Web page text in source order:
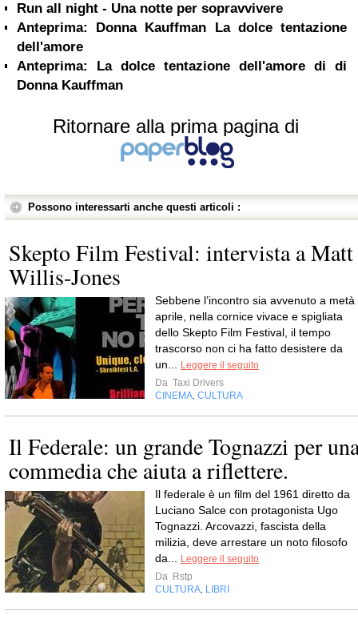
Run all night - Una notte per sopravvivere
Anteprima: Donna Kauffman La dolce tentazione
dell'amore
Anteprima: La dolce tentazione dell'amore di di
Donna Kauffman
Ritornare alla prima pagina di
Possono interessarti anche questi articoli :
Skepto Film Festival: intervista a Matt
Willis-Jones
Sebbene l’incontro sia avvenuto a metà
aprile, nella cornice vivace e spigliata
dello Skepto Film Festival, il tempo
trascorso non ci ha fatto desistere da
un... Leggere il seguito
Da Taxi Drivers
CINEMA, CULTURA
Il Federale: un grande Tognazzi per
commedia che aiuta a riflettere.
Il federale è un film del 1961 diretto da
Luciano Salce con protagonista Ugo
Tognazzi. Arcovazzi, fascista della
milizia, deve arrestare un noto filosofo
da... Leggere il seguito
Da Rstp
CULTURA, LIBRI